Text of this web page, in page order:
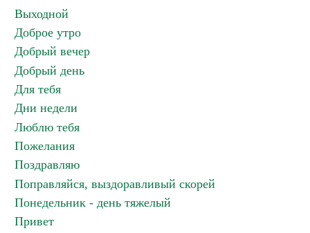
Выходной
Доброе утро
Добрый вечер
Добрый день
Для тебя
Дни недели
Люблю тебя
Пожелания
Поздравляю
Поправляйся, выздоравливый скорей
Понедельник - день тяжелый
Привет